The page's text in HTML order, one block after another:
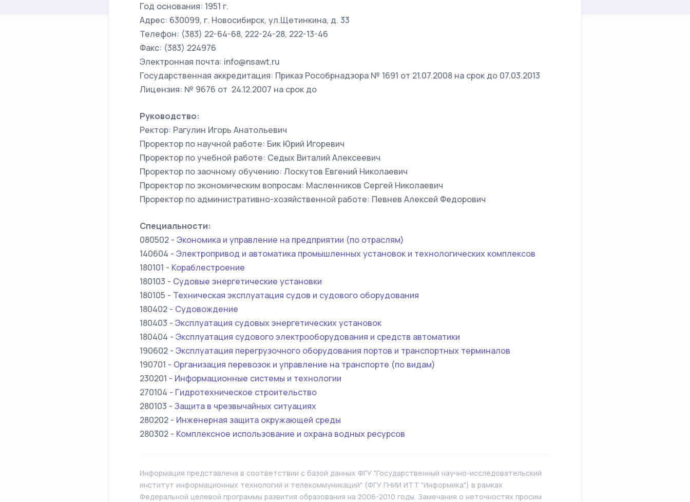
Год основания: 1951 г.
Адрес: 630099, г. Новосибирск, ул.Щетинкина, д. 33
Телефон: (383) 22-64-68, 222-24-28, 222-13-46
Факс: (383) 224976
Электронная почта: info@nsawt.ru
Государственная аккредитация: Приказ Рособрнадзора № 1691 от 21.07.2008 на срок до 07.03.2013
Лицензия: № 9676 от 24.12.2007 на срок до
Руководство:
Ректор: Рагулин Игорь Анатольевич
Проректор по научной работе: Бик Юрий Игоревич
Проректор по учебной работе: Седых Виталий Алексеевич
Проректор по заочному обучению: Лоскутов Евгений Николаевич
Проректор по экономическим вопросам: Масленников Сергей Николаевич
Проректор по административно-хозяйственной работе: Певнев Алексей Федорович
Специальности:
080502 - Экономика и управление на предприятии (по отраслям)
140604 - Электропривод и автоматика промышленных установок и технологических комплексов
180101 - Кораблестроение
180103 - Судовые энергетические установки
180105 - Техническая эксплуатация судов и судового оборудования
180402 - Судовождение
180403 - Эксплуатация судовых энергетических установок
180404 - Эксплуатация судового электрооборудования и средств автоматики
190602 - Эксплуатация перегрузочного оборудования портов и транспортных терминалов
190701 - Организация перевозок и управление на транспорте (по видам)
230201 - Информационные системы и технологии
270104 - Гидротехническое строительство
280103 - Защита в чрезвычайных ситуациях
280202 - Инженерная защита окружающей среды
280302 - Комплексное использование и охрана водных ресурсов
Информация представлена в соответствии с базой данных ФГУ "Государственный научно-исследовательский
институт информационных технологий и телекоммуникаций" (ФГУ ГНИИ ИТТ "Информика") в рамках
Федеральной целевой программы развития образования на 2006-2010 годы. Замечания о неточностях просим